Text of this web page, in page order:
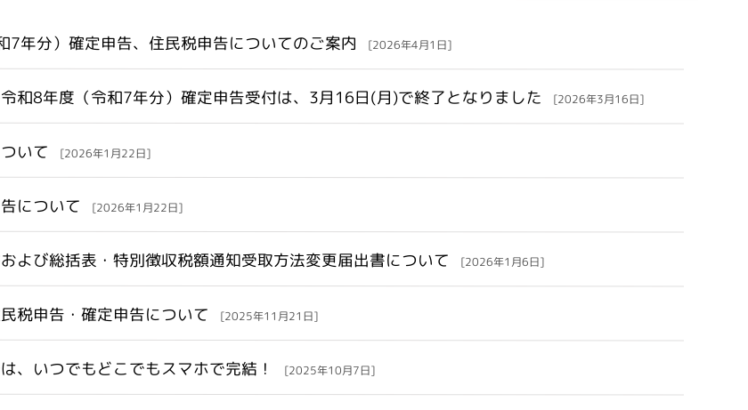
7年分）確定申告、住民税申告についてのご案内 [2026年4月1日]
和8年度（令和7年分）確定申告受付は、3月16日(月)で終了となりました [2026年3月16日]
いて [2026年1月22日]
について [2026年1月22日]
よび総括表・特別徴収税額通知受取方法変更届出書について [2026年1月6日]
税申告・確定申告について [2025年11月21日]
、いつでもどこでもスマホで完結！ [2025年10月7日]